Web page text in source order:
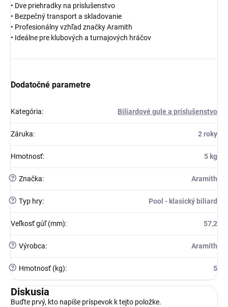
• Dve priehradky na príslušenstvo
• Bezpečný transport a skladovanie
• Profesionálny vzhľad značky Aramith
• Ideálne pre klubových a turnajových hráčov
Dodatočné parametre
Kategória: Biliardové gule a príslušenstvo
Záruka: 2 roky
Hmotnosť: 5 kg
? Značka: Aramith
? Typ hry: Pool - klasický biliard
Veľkosť gúľ (mm): 57,2
? Výrobca: Aramith
? Hmotnosť (kg): 5
Diskusia
Buďte prvý, kto napíše príspevok k tejto položke.